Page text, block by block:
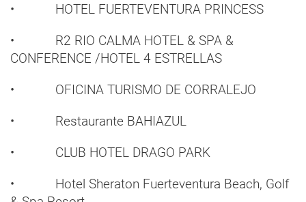
• HOTEL FUERTEVENTURA PRINCESS
• R2 RIO CALMA HOTEL & SPA &
CONFERENCE /HOTEL 4 ESTRELLAS
• OFICINA TURISMO DE CORRALEJO
• Restaurante BAHIAZUL
• CLUB HOTEL DRAGO PARK
• Hotel Sheraton Fuerteventura Beach, Golf